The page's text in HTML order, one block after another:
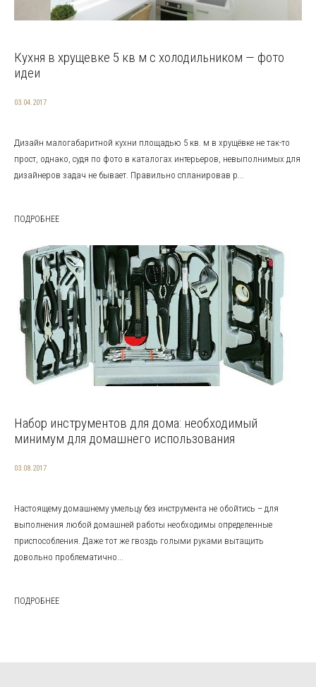
Кухня в хрущевке 5 кв м с холодильником — фото
идеи
03.04.2017
Дизайн малогабаритной кухни площадью 5 кв. м в хрущёвке не так-то
прост, однако, судя по фото в каталогах интерьеров, невыполнимых для
дизайнеров задач не бывает. Правильно спланировав р...
ПОДРОБНЕЕ
Набор инструментов для дома: необходимый
минимум для домашнего использования
03.08.2017
Настоящему домашнему умельцу без инструмента не обойтись – для
выполнения любой домашней работы необходимы определенные
приспособления. Даже тот же гвоздь голыми руками вытащить
довольно проблематично...
ПОДРОБНЕЕ